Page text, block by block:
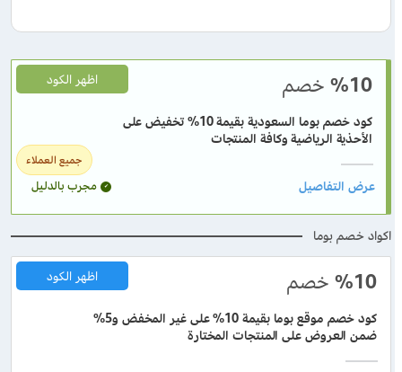
%10 خصم
جميع العملاء
كود خصم بوما السعودية بقيمة 10% تخفيض على
الأحذية الرياضية وكافة المنتجات
اظهر الكود
مجرب بالدليل
اكواد خصم بوما
%10 خصم
كود خصم موقع بوما بقيمة 10% على غير المخفض و5%
ضمن العروض على المنتجات المختارة
اظهر الكود